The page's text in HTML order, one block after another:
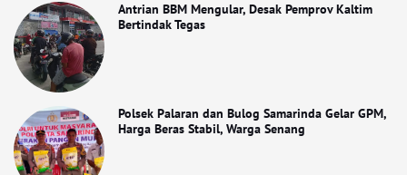
Antrian BBM Mengular, Desak Pemprov Kaltim
Bertindak Tegas
Polsek Palaran dan Bulog Samarinda Gelar GPM,
Harga Beras Stabil, Warga Senang